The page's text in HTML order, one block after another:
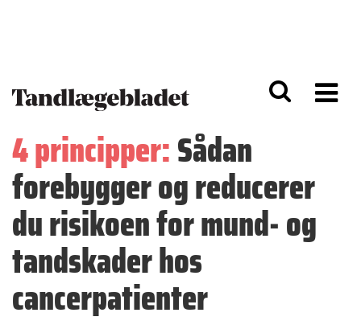
4 principper:Sådan
forebygger og reducerer
du risikoen for mund- og
tandskader hos
cancerpatienter